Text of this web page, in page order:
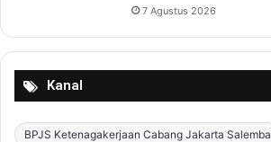
7 Agustus 2026
Kanal
BPJS Ketenagakerjaan Cabang Jakarta Salemba